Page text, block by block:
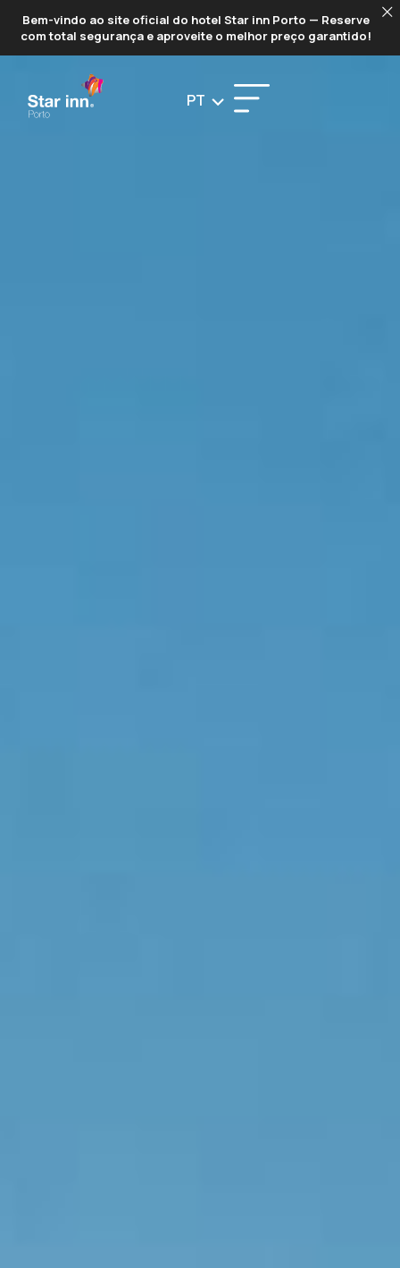
Bem-vindo ao site oficial do hotel Star inn Porto — Reserve
com total segurança e aproveite o melhor preço garantido!
PT
PORTO